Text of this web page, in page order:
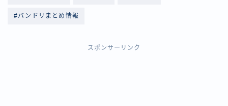
#バンドリまとめ情報
スポンサーリンク